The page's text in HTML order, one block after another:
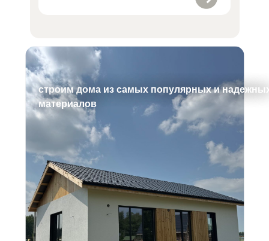
строим дома из самых популярных и
материалов